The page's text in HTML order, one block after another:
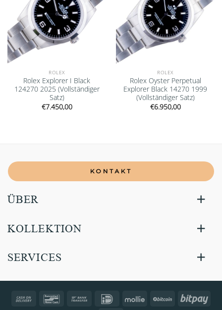
ROLEX
Rolex Explorer I Black
124270 2025 (Vollständiger
Satz)
€7.450,00
ROLEX
Rolex Oyster Perpetual
Explorer Black 14270 1999
(Vollständiger Satz)
€6.950,00
KONTAKT
ÜBER
KOLLEKTION
SERVICES
Cash
Bancontact Bank
IDeal Mollie BitCoin